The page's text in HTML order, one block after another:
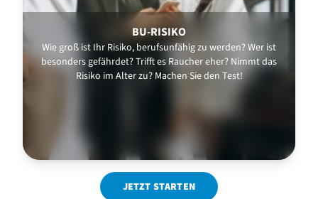
BU-RISIKO
Wie groß ist Ihr Risiko, berufsunfähig zu werden? Wer ist
besonders gefährdet? Trifft es Raucher eher? Nimmt das
Risiko im Alter zu? Machen Sie den Test!
JETZT STARTEN